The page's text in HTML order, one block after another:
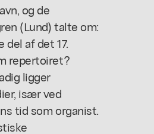
og de
(Lund) talte om:
af det 17.
repertoiret?
ligger
især ved
tid som organist.